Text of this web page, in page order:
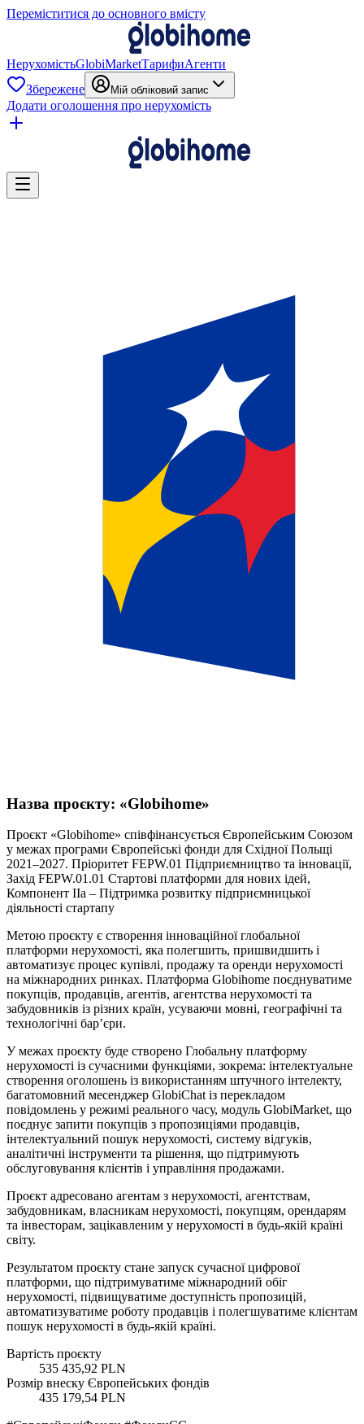
Переміститися до основного вмісту
НерухомістьGlobiMarketТарифиАгенти
Збережене
Мій обліковий запис
Додати оголошення про нерухомість
Назва проєкту: «Globihome»
Проєкт «Globihome» співфінансується Європейським Союзом
у межах програми Європейські фонди для Східної Польщі
2021–2027. Пріоритет FEPW.01 Підприємництво та інновації,
Захід FEPW.01.01 Стартові платформи для нових ідей,
Компонент IIa – Підтримка розвитку підприємницької
діяльності стартапу
Метою проєкту є створення інноваційної глобальної
платформи нерухомості, яка полегшить, пришвидшить і
автоматизує процес купівлі, продажу та оренди нерухомості
на міжнародних ринках. Платформа Globihome поєднуватиме
покупців, продавців, агентів, агентства нерухомості та
забудовників із різних країн, усуваючи мовні, географічні та
технологічні бар’єри.
У межах проєкту буде створено Глобальну платформу
нерухомості із сучасними функціями, зокрема: інтелектуальне
створення оголошень із використанням штучного інтелекту,
багатомовний месенджер GlobiChat із перекладом
повідомлень у режимі реального часу, модуль GlobiMarket, що
поєднує запити покупців з пропозиціями продавців,
інтелектуальний пошук нерухомості, систему відгуків,
аналітичні інструменти та рішення, що підтримують
обслуговування клієнтів і управління продажами.
Проєкт адресовано агентам з нерухомості, агентствам,
забудовникам, власникам нерухомості, покупцям, орендарям
та інвесторам, зацікавленим у нерухомості в будь-якій країні
світу.
Результатом проєкту стане запуск сучасної цифрової
платформи, що підтримуватиме міжнародний обіг
нерухомості, підвищуватиме доступність пропозицій,
автоматизуватиме роботу продавців і полегшуватиме клієнтам
пошук нерухомості в будь-якій країні.
Вартість проєкту
535 435,92 PLN
Розмір внеску Європейських фондів
435 179,54 PLN